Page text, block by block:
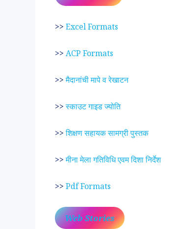
>> Excel Formats
>> ACP Formats
>>मैदानांची मापे व रेखाटन
>>स्काउट गाइड ज्योति
>>शिक्षण सहायक सामग्री पुस्तक
>>मीना मेला गतिविधि एवम दिशा निर्देश
>> Pdf Formats
Web Stories